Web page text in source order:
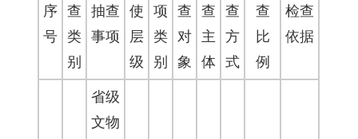
序
号
查
类
别
抽查
事项
使
层
级
项
类
别
查
对
象
查
主
体
查
方
式
查
比
例
检查
依据
省级
文物